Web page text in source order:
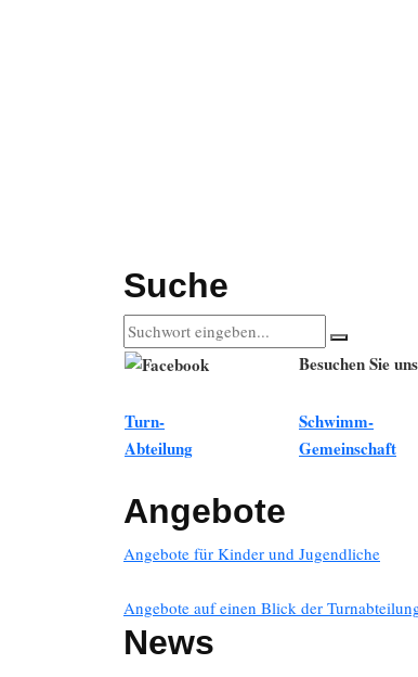
Suche
Besuchen Sie
Turn-
Abteilung
Schwimm-
Gemeinschaft
Angebote
Angebote für Kinder und Jugendliche
Angebote auf einen Blick der
News